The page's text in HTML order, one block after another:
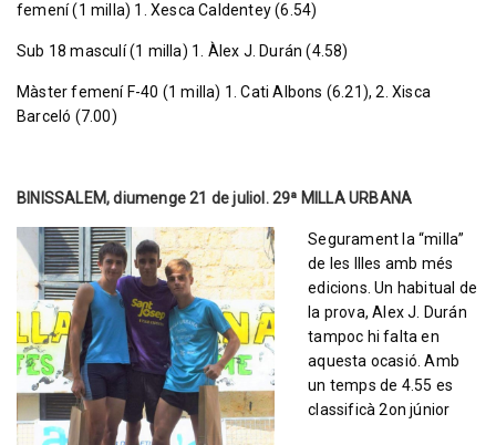
femení (1 milla) 1. Xesca Caldentey (6.54)
Sub 18 masculí (1 milla) 1. Àlex J. Durán (4.58)
Màster femení F-40 (1 milla) 1. Cati Albons (6.21), 2. Xisca
Barceló (7.00)
BINISSALEM, diumenge 21 de juliol. 29ª MILLA URBANA
Segurament la “milla”
de les Illes amb més
edicions. Un habitual de
la prova, Alex J. Durán
tampoc hi falta en
aquesta ocasió. Amb
un temps de 4.55 es
classificà 2on júnior